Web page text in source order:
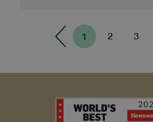
โผล่อยู่ที่ลำไส้เล็กส่วนต้นอีกด้ว
ทำการผ่าตัดจะต้องผ่าแบบ
operation ซึ่งเป็นการผ่าตัดใ
คุณพ่อ เพราะมีโอกาสเสียชีวิตสู
นายแพทย์ต้นกล้า : การมีเหงื่
มากกว่าปกติ แม้ไม่ได้เกิคจากโ
รำคาญจากความเปียกชื้น และยั
1 2 3